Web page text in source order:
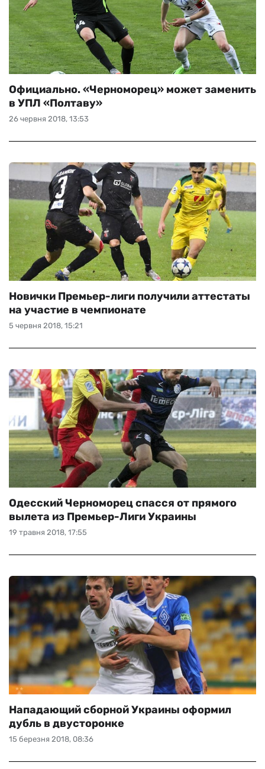
26 червня 2018, 13:53
Официально. «Черноморец» может заменить
в УПЛ «Полтаву»
5 червня 2018, 15:21
Новички Премьер-лиги получили аттестаты
на участие в чемпионате
19 травня 2018, 17:55
Одесский Черноморец спасся от прямого
вылета из Премьер-Лиги Украины
15 березня 2018, 08:36
Нападающий сборной Украины оформил
дубль в двусторонке